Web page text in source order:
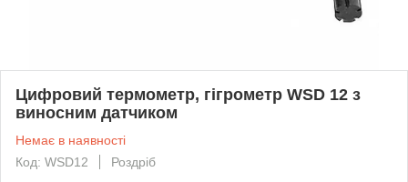
Цифровий термометр, гігрометр WSD 12 з
виносним датчиком
Немає в наявності
Код: WSD12
Роздріб